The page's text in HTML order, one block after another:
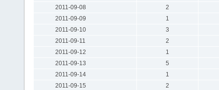
2011-09-08
2
2011-09-09
1
2011-09-10
3
2011-09-11
2
2011-09-12
1
2011-09-13
5
2011-09-14
1
2011-09-15
2